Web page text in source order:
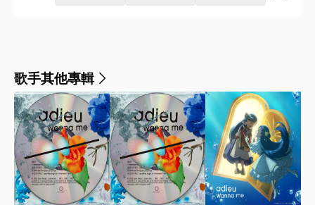
歌手其他專輯